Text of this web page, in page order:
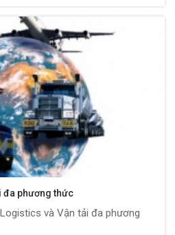
đa phương thức
và Vận tải đa phương